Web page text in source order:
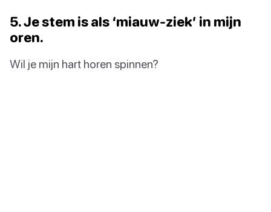
5. Je stem is als ‘miauw-ziek’ in mijn
oren.
Wil je mijn hart horen spinnen?